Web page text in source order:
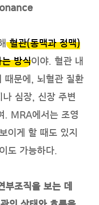
혈관(동맥과 정맥)
방식이야. 혈관 내
때문에, 뇌혈관 질환
심장, 신장 주변
. MRA에서는 조영
이게 할 때도 있지
도 가능하다.
부조직을 보는 데